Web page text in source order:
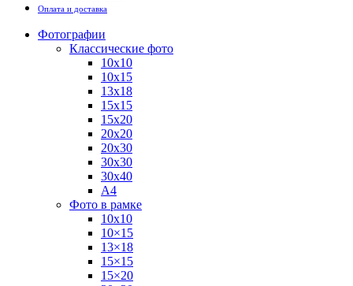
Оплата и доставка
Фотографии
Классические фото
10х10
10х15
13х18
15х15
15х20
20х20
20х30
30х30
30х40
А4
Фото в рамке
10х10
10×15
13×18
15×15
15×20